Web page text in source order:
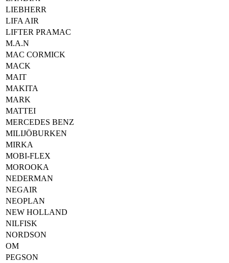
LIEBHERR
LIFA AIR
LIFTER PRAMAC
M.A.N
MAC CORMICK
MACK
MAIT
MAKITA
MARK
MATTEI
MERCEDES BENZ
MILIJÖBURKEN
MIRKA
MOBI-FLEX
MOROOKA
NEDERMAN
NEGAIR
NEOPLAN
NEW HOLLAND
NILFISK
NORDSON
OM
PEGSON